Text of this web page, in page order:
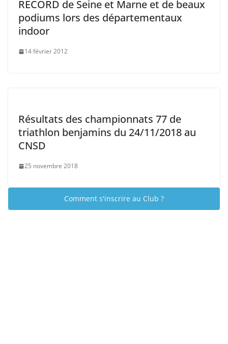
RECORD de Seine et Marne et de beaux
podiums lors des départementaux
indoor
14 février 2012
Résultats des championnats 77 de
triathlon benjamins du 24/11/2018 au
CNSD
25 novembre 2018
Comment s'inscrire au Club ?